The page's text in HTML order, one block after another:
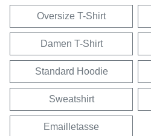
Oversize T-Shirt
Damen T-Shirt
Standard Hoodie
Sweatshirt
Emailletasse